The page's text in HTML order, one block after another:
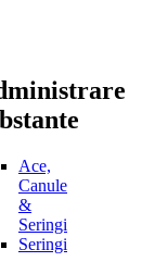
Ace,
Canule
&
Seringi
Seringi